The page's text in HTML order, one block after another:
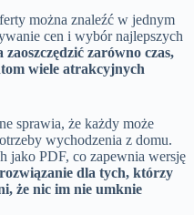
można znaleźć w jednym
cen i wybór najlepszych
zarówno czas,
wiele atrakcyjnych
sprawia, że każdy może
wychodzenia z domu.
jako PDF, co zapewnia wersję
dla tych, którzy
że nic im nie umknie